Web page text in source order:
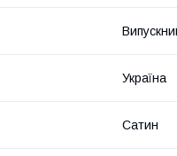
Україна
Сатин